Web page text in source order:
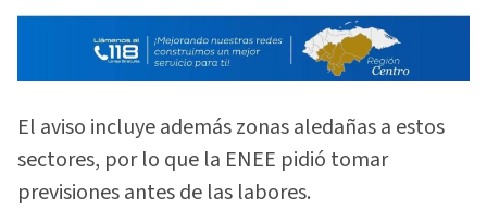
El aviso incluye además zonas aledañas a estos
sectores, por lo que la ENEE pidió tomar
previsiones antes de las labores.